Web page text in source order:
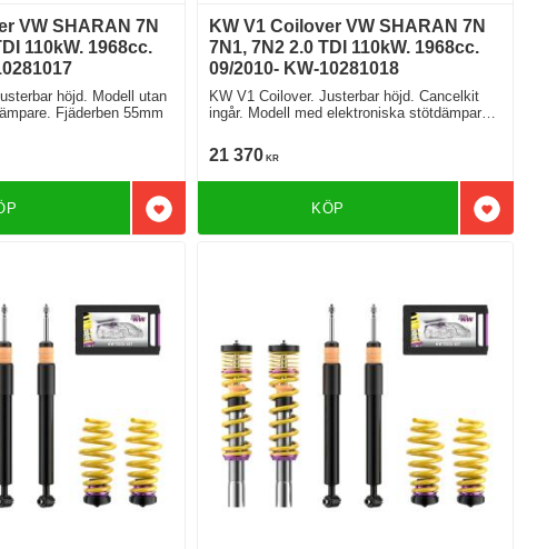
VW SHARAN 7N
110kW. 1968cc.
höjd. Modell utan
Fjäderben 55mm
Lägg till i favoriter
KW V1 Coilover VW SHARAN 7N
7N1, 7N2 2.0 TDI 110kW. 1968cc.
09/2010- KW-10281018
KW V1 Coilover. Justerbar höjd. Cancelkit
ingår. Modell med elektroniska stötdämpare
21 370 KR
Lägg
KÖP